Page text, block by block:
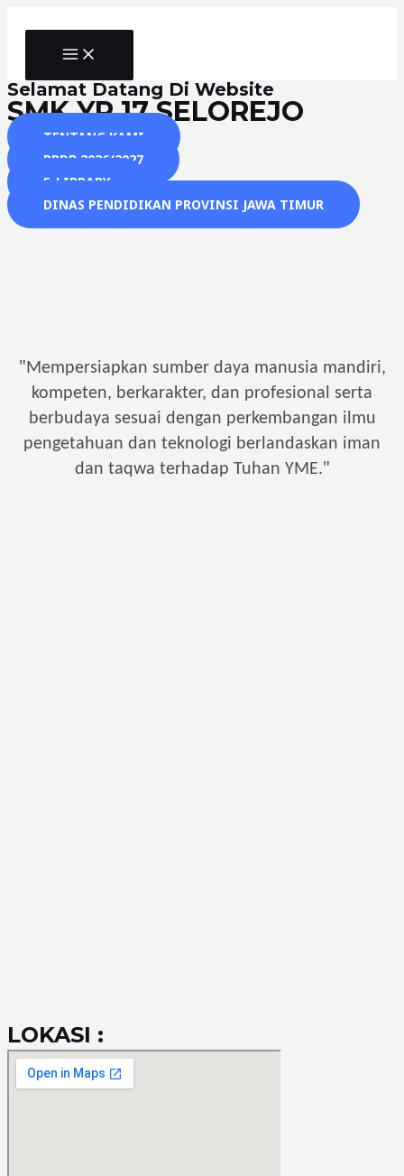
MAIN
MENU
Selamat Datang Di Website
SMK YP 17 SELOREJO
TENTANG KAMI
PPDB 2026/2027
E-LIBRARY
DINAS PENDIDIKAN PROVINSI JAWA TIMUR
"Mempersiapkan sumber daya manusia mandiri,
kompeten, berkarakter, dan profesional serta
berbudaya sesuai dengan perkembangan ilmu
pengetahuan dan teknologi berlandaskan iman
dan taqwa terhadap Tuhan YME."
LOKASI :